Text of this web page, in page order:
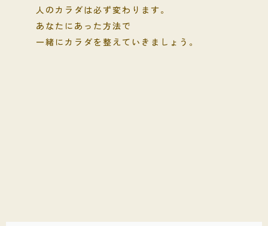
人のカラダは必ず変わります。
あなたにあった方法で
一緒にカラダを整えていきましょう。